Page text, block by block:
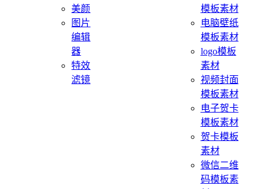
美颜
图片
编辑
器
特效
滤镜
模板素材
电脑壁纸
模板素材
logo模板
素材
视频封面
模板素材
电子贺卡
模板素材
贺卡模板
素材
微信二维
码模板素